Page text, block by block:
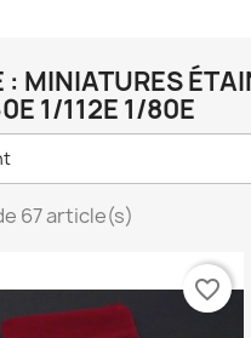
: MINIATURES
1/112E 1/80E
67 article(s)
favorite_border